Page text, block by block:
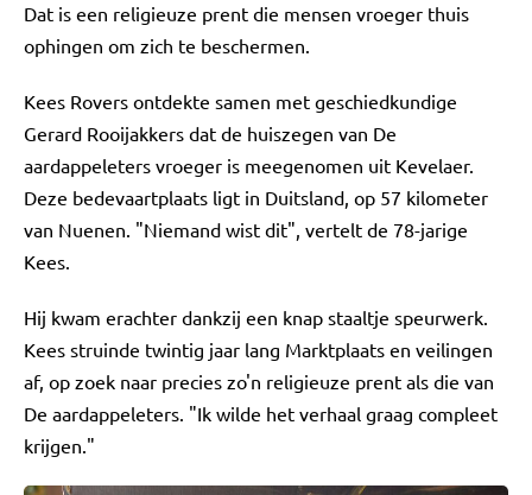
Dat is een religieuze prent die mensen vroeger thuis
ophingen om zich te beschermen.
Kees Rovers ontdekte samen met geschiedkundige
Gerard Rooijakkers dat de huiszegen van De
aardappeleters vroeger is meegenomen uit Kevelaer.
Deze bedevaartplaats ligt in Duitsland, op 57 kilometer
van Nuenen. "Niemand wist dit", vertelt de 78-jarige
Kees.
Hij kwam erachter dankzij een knap staaltje speurwerk.
Kees struinde twintig jaar lang Marktplaats en veilingen
af, op zoek naar precies zo'n religieuze prent als die van
De aardappeleters. "Ik wilde het verhaal graag compleet
krijgen."